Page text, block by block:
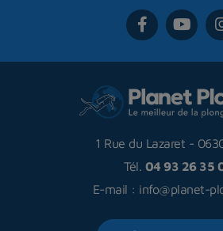
1 Rue du Lazaret -
Tél. 04 93 26 35
E-mail : info@planet-